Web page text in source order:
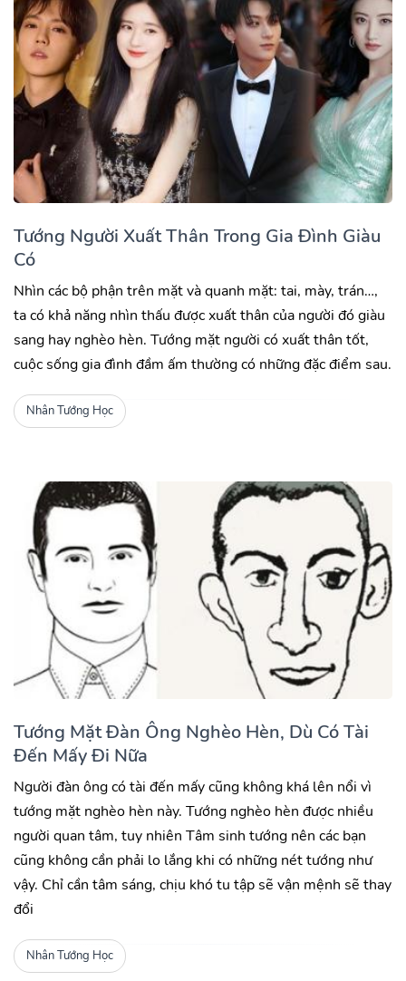
Tướng Người Xuất Thân Trong Gia Đình Giàu
Có
Nhìn các bộ phận trên mặt và quanh mặt: tai, mày, trán…,
ta có khả năng nhìn thấu được xuất thân của người đó giàu
sang hay nghèo hèn. Tướng mặt người có xuất thân tốt,
cuộc sống gia đình đầm ấm thường có những đặc điểm sau.
Nhân Tướng Học
Tướng Mặt Đàn Ông Nghèo Hèn, Dù Có Tài
Đến Mấy Đi Nữa
Người đàn ông có tài đến mấy cũng không khá lên nổi vì
tướng mặt nghèo hèn này. Tướng nghèo hèn được nhiều
người quan tâm, tuy nhiên Tâm sinh tướng nên các bạn
cũng không cần phải lo lắng khi có những nét tướng như
vậy. Chỉ cần tâm sáng, chịu khó tu tập sẽ vận mệnh sẽ thay
đổi
Nhân Tướng Học